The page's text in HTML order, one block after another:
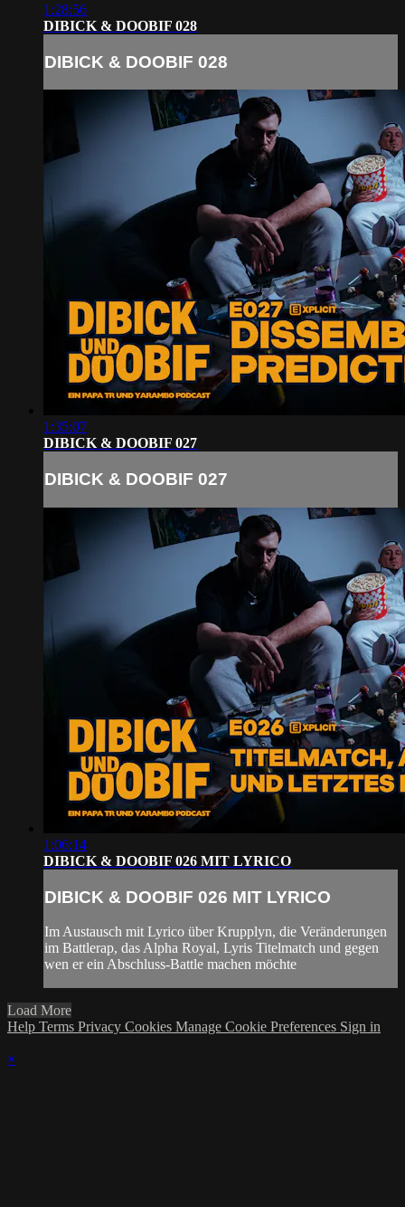
1:28:56
DIBICK & DOOBIF 028
DIBICK & DOOBIF 028
1:35:07
DIBICK & DOOBIF 027
DIBICK & DOOBIF 027
1:06:14
DIBICK & DOOBIF 026 MIT LYRICO
DIBICK & DOOBIF 026 MIT LYRICO
Im Austausch mit Lyrico über Krupplyn, die Veränderungen
im Battlerap, das Alpha Royal, Lyris Titelmatch und gegen
wen er ein Abschluss-Battle machen möchte
Load More
Help Terms Privacy Cookies Manage Cookie Preferences Sign in
×